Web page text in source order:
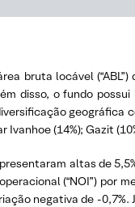
bruta locável
disso, o fundo
geográfica
(14%); Gazit
altas de
(“NOI”) por
negativa de -